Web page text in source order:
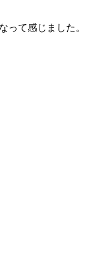
って感じました。